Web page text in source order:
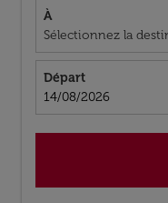
À
Sélectionnez la
Départ
fc-booking-
14/08/2026